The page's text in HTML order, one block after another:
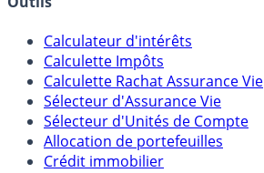
Calculateur d'intérêts
Calculette Impôts
Calculette Rachat Assurance Vie
Sélecteur d'Assurance Vie
Sélecteur d'Unités de Compte
Allocation de portefeuilles
Crédit immobilier